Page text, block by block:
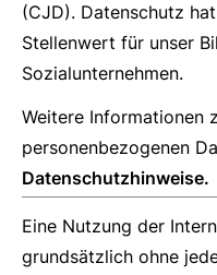
(CJD). Datenschutz
Stellenwert für unser
Sozialunternehmen.
Weitere Informationen
personenbezogenen
Datenschutzhinweise.
Eine Nutzung der
grundsätzlich ohne